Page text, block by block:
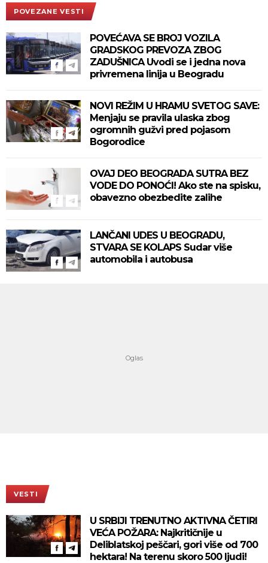
POVEZANE VESTI
POVEĆAVA SE BROJ VOZILA
GRADSKOG PREVOZA ZBOG
ZADUŠNICA Uvodi se i jedna nova
privremena linija u Beogradu
NOVI REŽIM U HRAMU SVETOG SAVE:
Menjaju se pravila ulaska zbog
ogromnih gužvi pred pojasom
Bogorodice
OVAJ DEO BEOGRADA SUTRA BEZ
VODE DO PONOĆI! Ako ste na spisku,
obavezno obezbedite zalihe
LANČANI UDES U BEOGRADU,
STVARA SE KOLAPS Sudar više
automobila i autobusa
VESTI
U SRBIJI TRENUTNO AKTIVNA ČETIRI
VEĆA POŽARA: Najkritičnije u
Deliblatskoj peščari, gori više od 700
hektara! Na terenu skoro 500 ljudi!